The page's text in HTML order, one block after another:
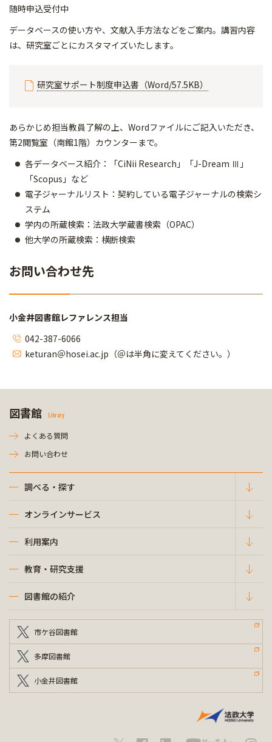
随時申込受付中
データベースの使い方や、文献入手方法などをご案内。講習内容
は、研究室ごとにカスタマイズいたします。
研究室サポート制度申込書（Word/57.5KB）
あらかじめ担当教員了解の上、Wordファイルにご記入いただき、
第2閲覧室（南館1階）カウンターまで。
各データベース紹介：「CiNii Research」「J-Dream Ⅲ」
「Scopus」など
電子ジャーナルリスト：契約している電子ジャーナルの検索シ
ステム
学内の所蔵検索：法政大学蔵書検索（OPAC）
他大学の所蔵検索：横断検索
お問い合わせ先
小金井図書館レファレンス担当
042-387-6066
keturan＠hosei.ac.jp（＠は半角に変えてください。）
図書館 Library
よくある質問
お問い合わせ
調べる・探す
オンラインサービス
利用案内
教育・研究支援
図書館の紹介
市ケ谷図書館
多摩図書館
小金井図書館